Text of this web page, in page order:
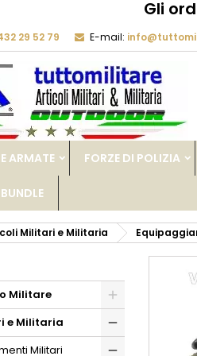
Gli
29 52 79 E-mail:
ARMATE FORZE DI POLIZIA
Militari e Militaria
Militare
e Militaria
Militari